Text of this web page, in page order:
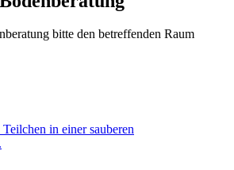
bitte den betreffenden Raum
in einer sauberen